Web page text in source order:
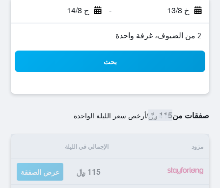
خ 13/8 - ج 14/8
2 من الضيوف، غرفة واحدة
بحث
صفقات من115 ﷼ /أرخص سعر الليلة الواحدة
مزود الإجمالي في الليلة
115 ﷼ عرض الصفقة